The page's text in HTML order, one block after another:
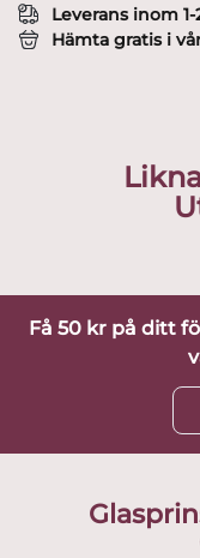
Leverans inom
Hämta gratis i
Få 50 kr på ditt